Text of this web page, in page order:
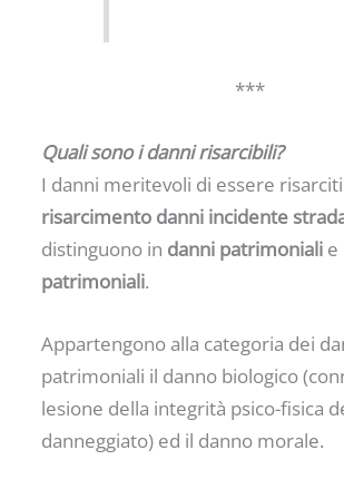
***
Quali sono i danni risarcibili?
I danni meritevoli di essere
risarcimento danni incidente
distinguono in danni patrimoniali e
patrimoniali.
Appartengono alla categoria dei
patrimoniali il danno biologico
lesione della integrità psico-fisica
danneggiato) ed il danno morale.